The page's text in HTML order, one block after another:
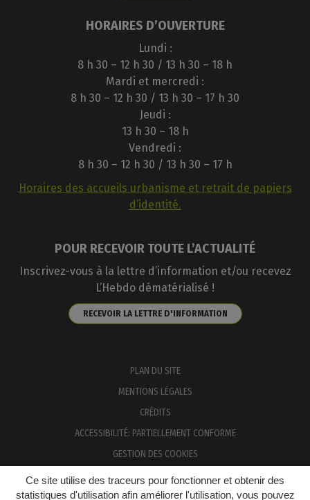
Ce site utilise des traceurs pour fonctionner et obtenir des
statistiques d'utilisation afin améliorer l'utilisation, vous pouvez
HORAIRES D’OUVERTURE
Lundi :
8 h 30 – 12 h 30 / 13 h 30 – 18 h
Mardi et mercredi :
8 h 30 – 12 h 30 / 13 h 30 – 17 h 30
Jeudi :
13 h 30 – 18 h
Vendredi :
8 h 30 – 12 h 30 / 13 h 30 – 17 h
Horaires des accueils urbanisme et retrait de papiers
d’identité.
POUR RECEVOIR TOUTE L’ACTUALITÉ
Inscrivez-vous à la lettre d’information et/ou recevez
L’Hebdo dématérialisé !
RECEVOIR LA LETTRE D'INFORMATION
PLAN DU SITE
MENTIONS LÉGALES
CRÉDITS
ACCESSIBILITÉ: PARTIELLEMENT CONFORME
GESTION DES COOKIES